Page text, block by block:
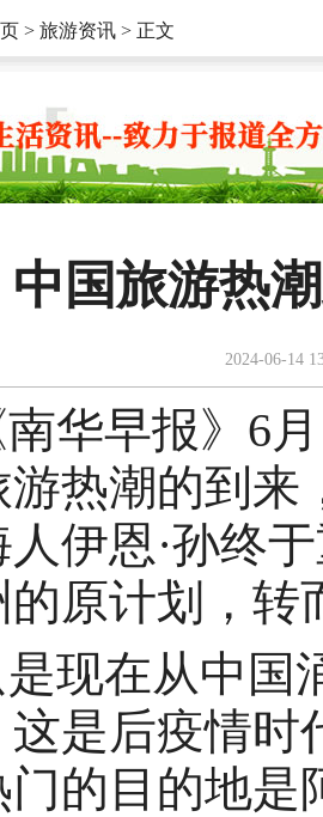
> 旅游资讯 > 正文
国旅游热
2024-06-14
华早报》6
热潮的到来
伊恩·孙终
原计划，转
现在从中国
这是后疫情
的目的地是